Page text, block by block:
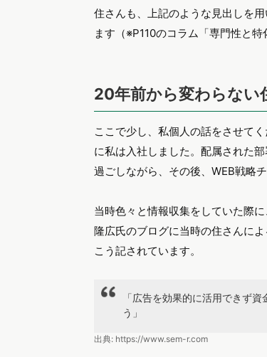
住さんも、上記のような見出しを
ます（※P110のコラム「専門性と
20年前から変わらない
ここで少し、私個人の話をさせて
に私は入社しました。配属された
過ごしながら、その後、WEB戦略
当時色々と情報収集をしていた際
隆広氏のブログに当時の住さんに
こう記されています。
「広告を効果的に活用できず
う」
出典: https://www.sem-r.com